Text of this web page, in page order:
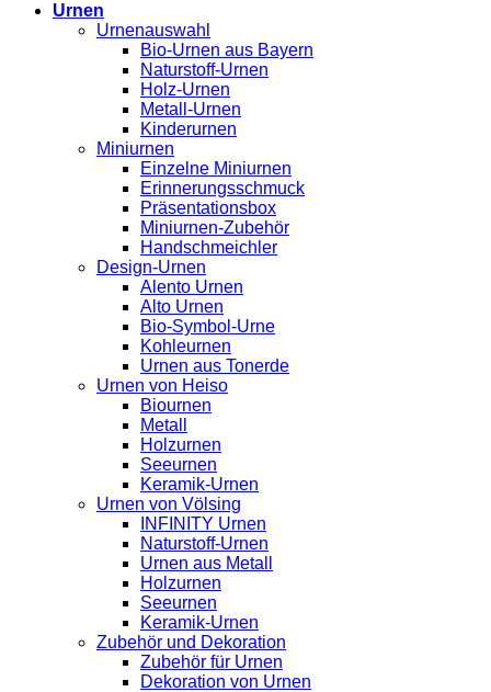
Urnen
Urnenauswahl
Bio-Urnen aus Bayern
Naturstoff-Urnen
Holz-Urnen
Metall-Urnen
Kinderurnen
Miniurnen
Einzelne Miniurnen
Erinnerungsschmuck
Präsentationsbox
Miniurnen-Zubehör
Handschmeichler
Design-Urnen
Alento Urnen
Alto Urnen
Bio-Symbol-Urne
Kohleurnen
Urnen aus Tonerde
Urnen von Heiso
Biournen
Metall
Holzurnen
Seeurnen
Keramik-Urnen
Urnen von Völsing
INFINITY Urnen
Naturstoff-Urnen
Urnen aus Metall
Holzurnen
Seeurnen
Keramik-Urnen
Zubehör und Dekoration
Zubehör für Urnen
Dekoration von Urnen